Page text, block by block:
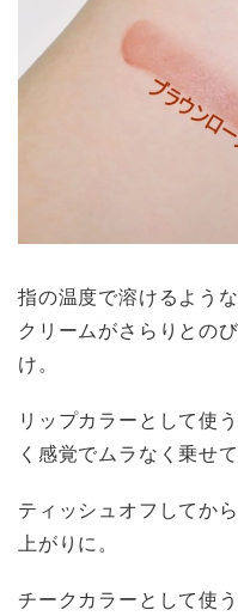
指の温度で溶けるよう
クリームがさらりとの
け。
リップカラーとして使
く感覚でムラなく乗せて
ティッシュオフしてか
上がりに。
チークカラーとして使